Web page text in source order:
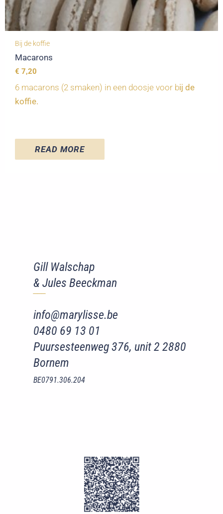
Bij de koffie
Macarons
€ 7,20
6 macarons (2 smaken) in een doosje voor bij de
koffie.
READ MORE
Gill Walschap
& Jules Beeckman
info@marylisse.be
0480 69 13 01
Puursesteenweg 376, unit 2 2880
Bornem
BE0791.306.204